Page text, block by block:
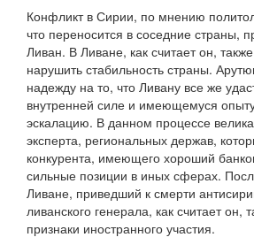
Конфликт в Сирии, по мнению
что переносится в соседние страны,
Ливан. В Ливане, как считает он,
нарушить стабильность страны.
надежду на то, что Ливану все же
внутренней силе и имеющемуся
эскалацию. В данном процессе
эксперта, региональных держав,
конкурента, имеющего хороший
сильные позиции в иных сферах.
Ливане, приведший к смерти
ливанского генерала, как считает он,
признаки иностранного участия.